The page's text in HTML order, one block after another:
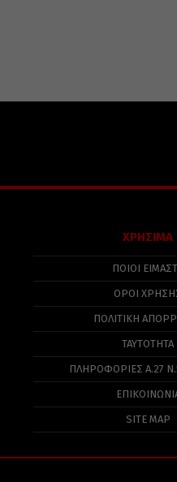
ΧΡΗΣΙΜΑ
ΠΟΙΟΙ
ΟΡΟΙ
ΠΟΛΙΤΙΚΉ
ΤΑΥΤΟΤΗΤΑ
ΠΛΗΡΟΦΟΡΊΕΣ Α.27
SITE MAP